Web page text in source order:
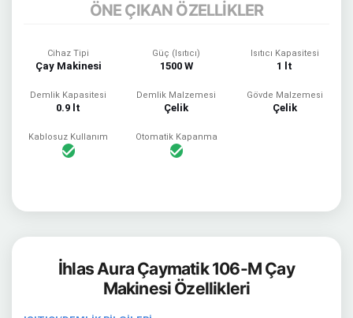
ÖNE ÇIKAN ÖZELLİKLER
Cihaz Tipi
Çay Makinesi
Güç (Isıtıcı)
1500 W
Isıtıcı Kapasitesi
1 lt
Demlik Kapasitesi
0.9 lt
Demlik Malzemesi
Çelik
Gövde Malzemesi
Çelik
Kablosuz Kullanım Otomatik Kapanma
İhlas Aura Çaymatik 106-M Çay
Makinesi Özellikleri